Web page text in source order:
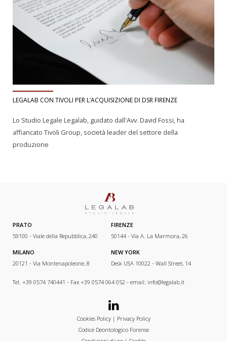
LEGALAB CON TIVOLI PER L’ACQUISIZIONE DI DSR FIRENZE
Lo Studio Legale Legalab, guidato dall'Avv. David Fossi, ha
affiancato Tivoli Group, società leader del settore della
produzione
PRATO
59100 - Viale della Repubblica, 240
FIRENZE
50144 - Via A. La Marmora, 26
MILANO
20121 - Via Montenapoleone, 8
NEW YORK
Desk USA 10022 - Wall Street, 14
Tel. +39 0574 740441 - Fax +39 0574 064 052 - email: info@legalab.it
Cookies Policy| Privacy Policy
Codice Deontologico Forense